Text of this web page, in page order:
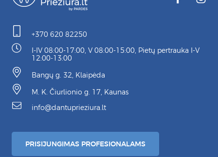
+370 620 82250
I-IV 08:00-17:00, V 08:00-15:00, Pietų pertrauka I-V
12:00-13:00
Bangų g. 32, Klaipėda
M. K. Čiurlionio g. 17, Kaunas
info@dantuprieziura.lt
PRISIJUNGIMAS PROFESIONALAMS